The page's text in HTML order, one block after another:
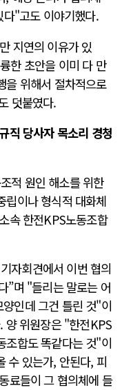
"고도 이야기했다.
지연의 이유가 있
한 초안을 이미 다 만
을 위해서 절차적으로
덧붙였다.
직 당사자 목소리 경청
적 원인 해소를 위한
립이나 형식적 대화체
속 한전KPS노동조합
자회견에서 이번 협의
”며 "들리는 말로는 어
인데 그건 틀린 것"이
양 위원장은 "한전KPS
조합도 똑같다는 것"이
수 있는가, 안된다, 피
료들이 그 협의체에 들